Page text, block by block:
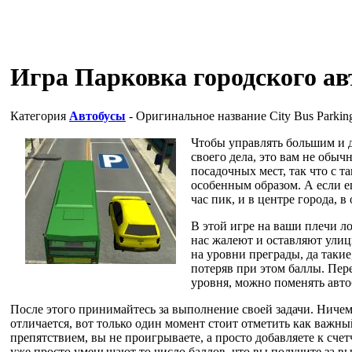
Игра Парковка городского
Категория Автобусы - Оригинальное название City Bus
Чтобы управлять большим и
своего дела, это вам не
посадочных мест, так что с
особенным образом. А если
час пик, и в центре города,
В этой игре на ваши плечи
нас жалеют и оставляют
на уровни преграды, да
потеряв при этом баллы.
уровня, можно поменять
После этого принимайтесь за выполнение своей задачи.
отличается, вот только один момент стоит отметить как
препятствием, вы не проигрываете, а просто добавляете к